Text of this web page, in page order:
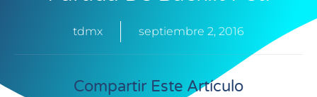
tdmx septiembre 2, 2016
Compartir Este Artículo